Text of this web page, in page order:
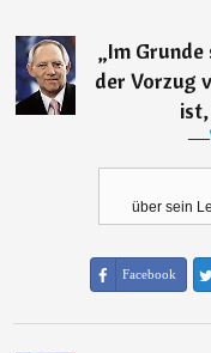
„Im Grunde
der Vorzug
―
über sein
Facebook